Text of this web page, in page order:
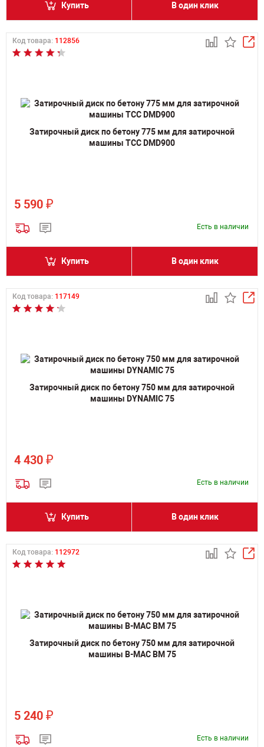
Купить В один клик
Код товара: 112856
Затирочный диск по бетону 775 мм для затирочной
машины ТСС DMD900
5 590 ₽
Есть в наличии
Купить В один клик
Код товара: 117149
Затирочный диск по бетону 750 мм для затирочной
машины DYNAMIC 75
4 430 ₽
Есть в наличии
Купить В один клик
Код товара: 112972
Затирочный диск по бетону 750 мм для затирочной
машины B-MAC BM 75
5 240 ₽
Есть в наличии